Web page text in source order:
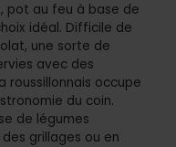
pot au feu à base de
idéal. Difficile de
une sorte de
avec des
roussillonnais occupe
du coin.
de légumes
grillages ou en